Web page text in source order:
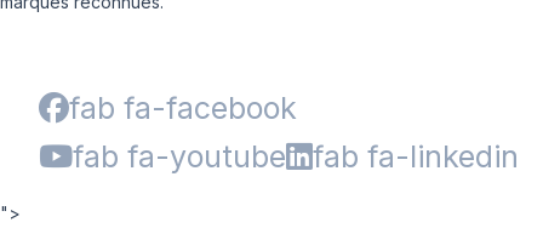
fab fa-facebook
fab fa-youtube
fab fa-linkedin
">